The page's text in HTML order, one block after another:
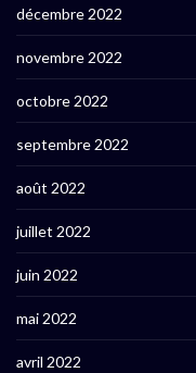
décembre 2022
novembre 2022
octobre 2022
septembre 2022
août 2022
juillet 2022
juin 2022
mai 2022
avril 2022